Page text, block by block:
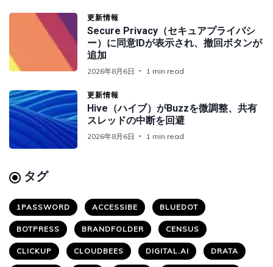
更新情報
Secure Privacy（セキュアプライバシ
ー）に同意IDが表示され、撤回ボタンが
追加
2026年8月6日 1 min read
更新情報
Hive（ハイブ）がBuzzを微調整、共有
スレッドの中断を回避
2026年8月6日 1 min read
タグ
1PASSWORD ACCESSIBE BLUEDOT
BOTPRESS BRANDFOLDER CENSUS
CLICKUP CLOUDBEES DIGITAL.AI DRATA